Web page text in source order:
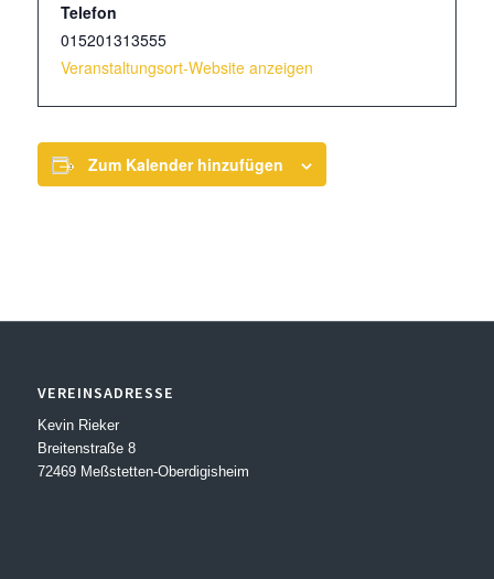
Telefon
015201313555
Veranstaltungsort-Website anzeigen
Zum Kalender hinzufügen
VEREINSADRESSE
Kevin Rieker
Breitenstraße 8
72469 Meßstetten-Oberdigisheim